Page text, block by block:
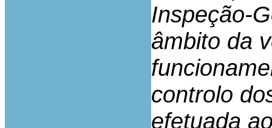
Inspeção-
âmbito da
controlo
efetuada